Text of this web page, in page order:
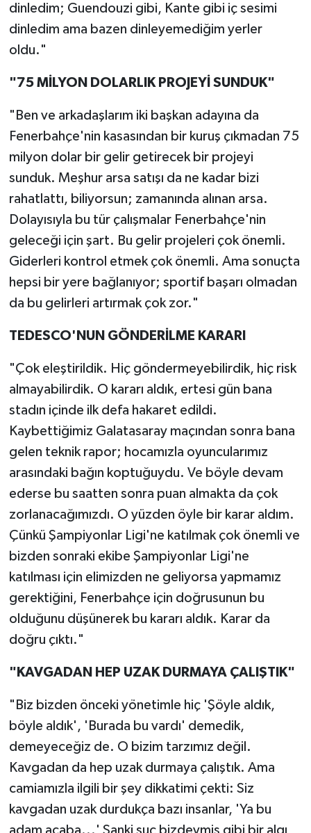
dinledim; Guendouzi gibi, Kante gibi iç sesimi
dinledim ama bazen dinleyemediğim yerler
oldu."
"75 MİLYON DOLARLIK PROJEYİ SUNDUK"
"Ben ve arkadaşlarım iki başkan adayına da
Fenerbahçe'nin kasasından bir kuruş çıkmadan 75
milyon dolar bir gelir getirecek bir projeyi
sunduk. Meşhur arsa satışı da ne kadar bizi
rahatlattı, biliyorsun; zamanında alınan arsa.
Dolayısıyla bu tür çalışmalar Fenerbahçe'nin
geleceği için şart. Bu gelir projeleri çok önemli.
Giderleri kontrol etmek çok önemli. Ama sonuçta
hepsi bir yere bağlanıyor; sportif başarı olmadan
da bu gelirleri artırmak çok zor."
TEDESCO'NUN GÖNDERİLME KARARI
"Çok eleştirildik. Hiç göndermeyebilirdik, hiç risk
almayabilirdik. O kararı aldık, ertesi gün bana
stadın içinde ilk defa hakaret edildi.
Kaybettiğimiz Galatasaray maçından sonra bana
gelen teknik rapor; hocamızla oyuncularımız
arasındaki bağın koptuğuydu. Ve böyle devam
ederse bu saatten sonra puan almakta da çok
zorlanacağımızdı. O yüzden öyle bir karar aldım.
Çünkü Şampiyonlar Ligi'ne katılmak çok önemli ve
bizden sonraki ekibe Şampiyonlar Ligi'ne
katılması için elimizden ne geliyorsa yapmamız
gerektiğini, Fenerbahçe için doğrusunun bu
olduğunu düşünerek bu kararı aldık. Karar da
doğru çıktı."
"KAVGADAN HEP UZAK DURMAYA ÇALIŞTIK"
"Biz bizden önceki yönetimle hiç 'Şöyle aldık,
böyle aldık', 'Burada bu vardı' demedik,
demeyeceğiz de. O bizim tarzımız değil.
Kavgadan da hep uzak durmaya çalıştık. Ama
camiamızla ilgili bir şey dikkatimi çekti: Siz
kavgadan uzak durdukça bazı insanlar, 'Ya bu
adam acaba...' Sanki suç bizdeymiş gibi bir algı